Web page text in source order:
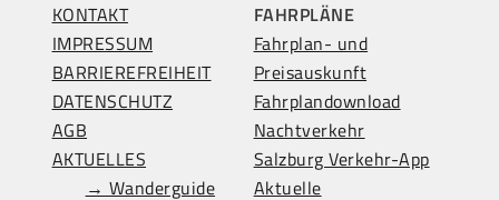
KONTAKT
IMPRESSUM
BARRIEREFREIHEIT
DATENSCHUTZ
AGB
AKTUELLES
→ Wanderguide
FAHRPLÄNE
Fahrplan- und
Preisauskunft
Fahrplandownload
Nachtverkehr
Salzburg Verkehr-App
Aktuelle